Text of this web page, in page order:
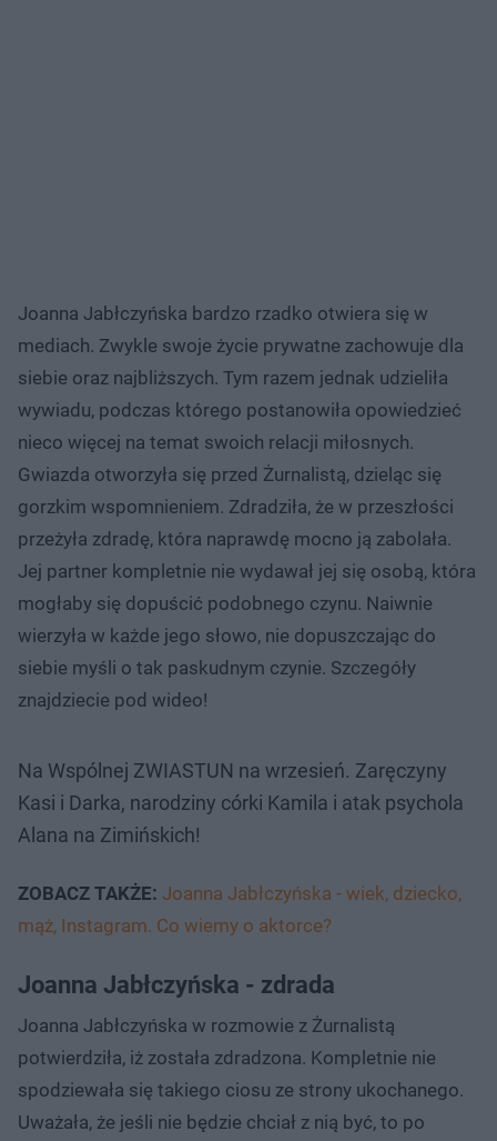
Joanna Jabłczyńska bardzo rzadko otwiera się w
mediach. Zwykle swoje życie prywatne zachowuje dla
siebie oraz najbliższych. Tym razem jednak udzieliła
wywiadu, podczas którego postanowiła opowiedzieć
nieco więcej na temat swoich relacji miłosnych.
Gwiazda otworzyła się przed Żurnalistą, dzieląc się
gorzkim wspomnieniem. Zdradziła, że w przeszłości
przeżyła zdradę, która naprawdę mocno ją zabolała.
Jej partner kompletnie nie wydawał jej się osobą, która
mogłaby się dopuścić podobnego czynu. Naiwnie
wierzyła w każde jego słowo, nie dopuszczając do
siebie myśli o tak paskudnym czynie. Szczegóły
znajdziecie pod wideo!
Na Wspólnej ZWIASTUN na wrzesień. Zaręczyny
Kasi i Darka, narodziny córki Kamila i atak psychola
Alana na Zimińskich!
ZOBACZ TAKŻE: Joanna Jabłczyńska - wiek, dziecko,
mąż, Instagram. Co wiemy o aktorce?
Joanna Jabłczyńska - zdrada
Joanna Jabłczyńska w rozmowie z Żurnalistą
potwierdziła, iż została zdradzona. Kompletnie nie
spodziewała się takiego ciosu ze strony ukochanego.
Uważała, że jeśli nie będzie chciał z nią być, to po